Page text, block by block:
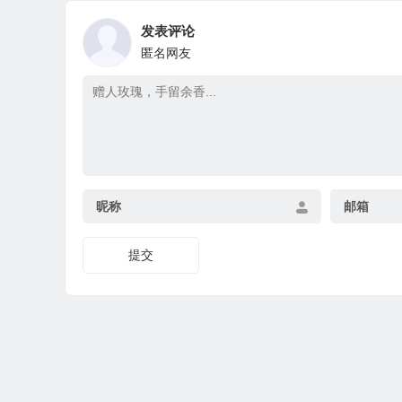
发表评论
匿名网友
昵称 邮箱
提交